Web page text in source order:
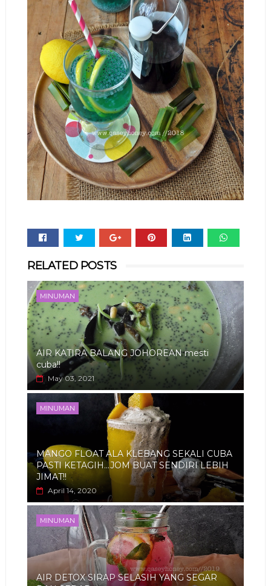
RELATED POSTS
MINUMAN
AIR KATIRA BALANG JOHOREAN mesti
cuba!!
May 03, 2021
MINUMAN
MANGO FLOAT ALA KLEBANG SEKALI CUBA
PASTI KETAGIH...JOM BUAT SENDIRI LEBIH
JIMAT!!
April 14, 2020
MINUMAN
AIR DETOX SIRAP SELASIH YANG SEGAR